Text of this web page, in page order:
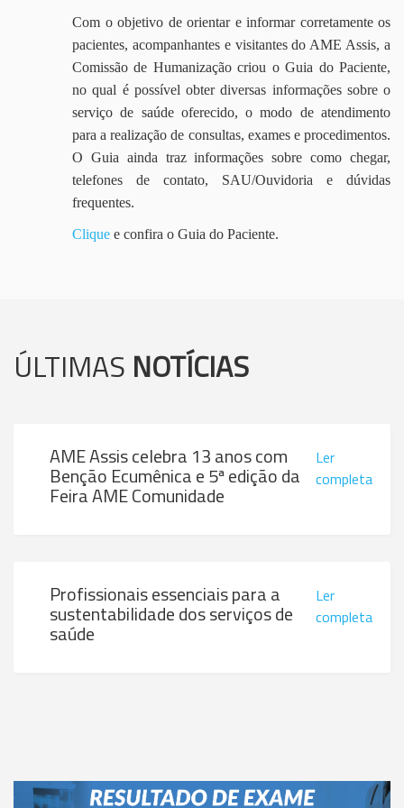
Com o objetivo de orientar e informar corretamente os
pacientes, acompanhantes e visitantes do AME Assis, a
Comissão de Humanização criou o Guia do Paciente,
no qual é possível obter diversas informações sobre o
serviço de saúde oferecido, o modo de atendimento
para a realização de consultas, exames e procedimentos.
O Guia ainda traz informações sobre como chegar,
telefones de contato, SAU/Ouvidoria e dúvidas
frequentes.
Clique e confira o Guia do Paciente.
ÚLTIMAS NOTÍCIAS
AME Assis celebra 13 anos com
Benção Ecumênica e 5ª edição da
Feira AME Comunidade
Ler
completa
Profissionais essenciais para a
sustentabilidade dos serviços de
saúde
Ler
completa